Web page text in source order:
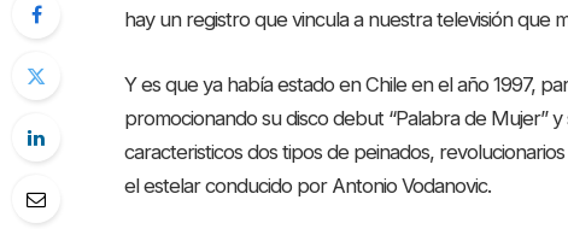
hay un registro que vincula a nuestra televisión que
Y es que ya había estado en Chile en el año 1997,
promocionando su disco debut “Palabra de Mujer”
caracteristicos dos tipos de peinados,
el estelar conducido por Antonio Vodanovic.